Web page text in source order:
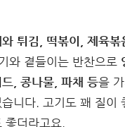
와 튀김, 떡볶이, 제육
와 곁들이는 반찬으로
, 콩나물, 파채 등을
니다. 고기도 꽤 질이
좋더라고요.